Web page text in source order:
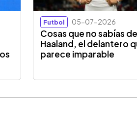
Futbol 05-07-2026
Cosas que no sabías de
Haaland, el delantero
parece imparable